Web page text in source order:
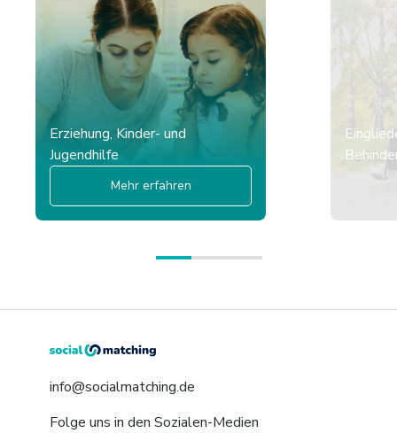
Erziehung, Kinder- und
Jugendhilfe
Mehr erfahren
info@socialmatching.de
Folge uns in den Sozialen-Medien